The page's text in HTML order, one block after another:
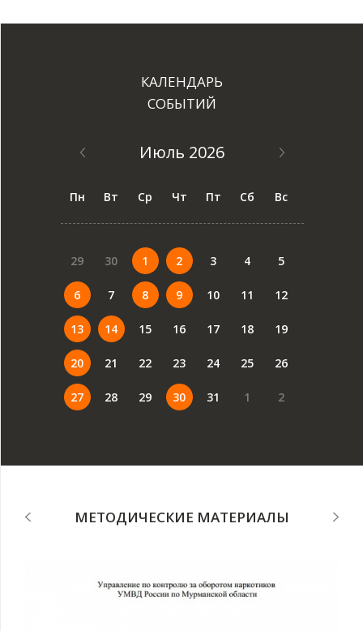
КАЛЕНДАРЬ
СОБЫТИЙ
Июль 2026
Пн Вт Ср Чт Пт Сб Вс
29 30 1 2 3 4 5
6 7 8 9 10 11 12
13 14 15 16 17 18 19
20 21 22 23 24 25 26
27 28 29 30 31 1 2
МЕТОДИЧЕСКИЕ МАТЕРИАЛЫ